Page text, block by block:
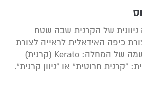
של הקרנית שבה שטח
כיפה האידאלית לראייה לצורת
חרוט. מכאן גם נובע שמה של המחלה: Kerato (קרנית)